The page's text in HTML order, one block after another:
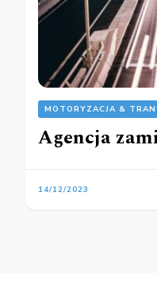
MOTORYZACJA &
Agencja
14/12/2023